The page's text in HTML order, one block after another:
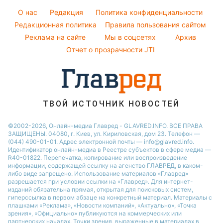
Напитки
Праздничное меню
Погода на сегодня
Погода на завтра
Пылевая буря
O нас Редакция
Политика конфиденциальности
Редакционная политика
Правила пользования сайтом
Реклама на сайте
Мы в соцсетях
Архив
Отчет о прозрачности JTI
ТВОЙ ИСТОЧНИК НОВОСТЕЙ
©2002-2026, Онлайн-медиа Главред - GLAVRED.INFO. ВСЕ ПРАВА
ЗАЩИЩЕНЫ. 04080, г. Киев, ул. Кириловская, дом 23. Телефон —
(044) 490-01-01. Адрес электронной почты — info@glavred.info.
Идентификатор онлайн-медиа в Реестре cубъектов в сфере медиа —
R40-01822. Перепечатка, копирование или воспроизведение
информации, содержащей ссылку на агенство ГЛАВРЕД, в каком-
либо виде запрещено. Использование материалов «Главред»
разрешается при условии ссылки на «Главред». Для интернет-
изданий обязательна прямая, открытая для поисковых систем,
гиперссылка в первом абзаце на конкретный материал. Материалы с
плашками «Реклама», «Новости компаний», «Актуально», «Точка
зрения», «Официально» публикуются на коммерческих или
партнерских началах. Точки зрения, выраженные в материалах в